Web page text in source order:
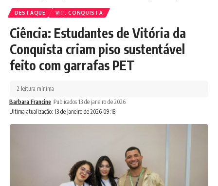
DESTAQUE VIT. CONQUISTA
Ciência: Estudantes de Vitória da
Conquista criam piso sustentável
feito com garrafas PET
Ultima atualização: 13 de janeiro de 2026 09:18
Barbara Francine Publicados 13 de janeiro de 2026
2 leitura mínima